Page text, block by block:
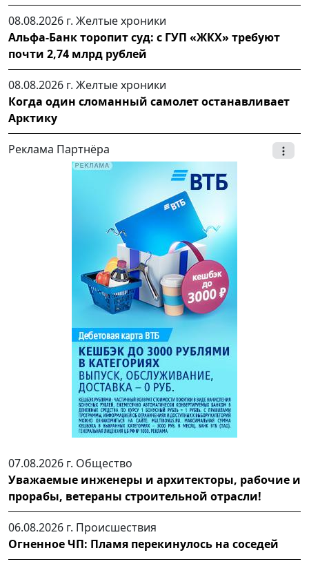
08.08.2026 г. Желтые хроники
Альфа-Банк торопит суд: с ГУП «ЖКХ» требуют
почти 2,74 млрд рублей
08.08.2026 г. Желтые хроники
Когда один сломанный самолет останавливает
Арктику
Реклама Партнёра
07.08.2026 г. Общество
Уважаемые инженеры и архитекторы, рабочие и
прорабы, ветераны строительной отрасли!
06.08.2026 г. Происшествия
Огненное ЧП: Пламя перекинулось на соседей